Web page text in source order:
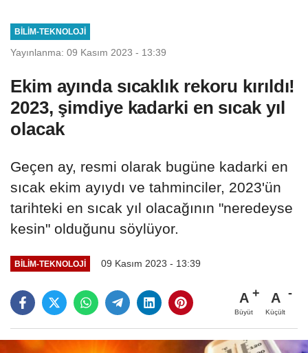
BILIM-TEKNOLOJI
Yayınlanma: 09 Kasım 2023 - 13:39
Ekim ayında sıcaklık rekoru kırıldı!
2023, şimdiye kadarki en sıcak yıl
olacak
Geçen ay, resmi olarak bugüne kadarki en
sıcak ekim ayıydı ve tahminciler, 2023'ün
tarihteki en sıcak yıl olacağının "neredeyse
kesin" olduğunu söylüyor.
BILIM-TEKNOLOJI 09 Kasım 2023 - 13:39
A
Büyüt
A
Küçült